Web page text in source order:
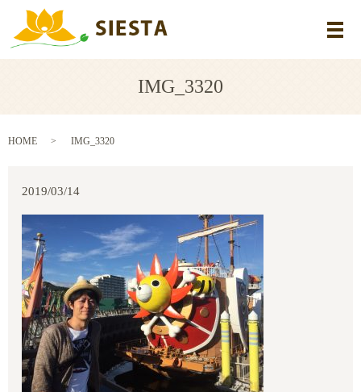
メ
IMG_3320
HOME IMG_3320
2019/03/14